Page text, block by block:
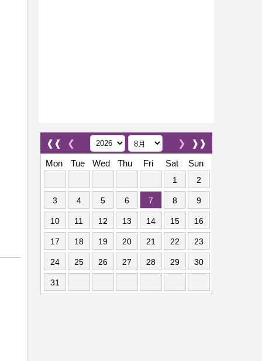
❰❰ ❮ ❱❱
❯
Mon
Tue Wed Thu Fri Sat Sun
1 2
3 4 5 6 7 8 9
10 11 12 13 14 15 16
17 18 19 20 21 22 23
24 25 26 27 28 29 30
31